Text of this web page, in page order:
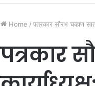
Home / पत्रकार सौरभ चव्हाण
पत्रकार